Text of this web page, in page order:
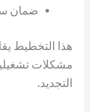
ضمان
هذا التخطيط
مشكلات
التجديد.